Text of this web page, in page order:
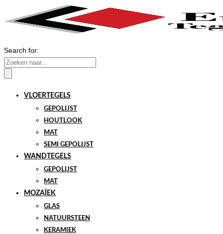
Search for:
VLOERTEGELS
GEPOLIJST
HOUTLOOK
MAT
SEMI GEPOLIJST
WANDTEGELS
GEPOLIJST
MAT
MOZAÏEK
GLAS
NATUURSTEEN
KERAMIEK